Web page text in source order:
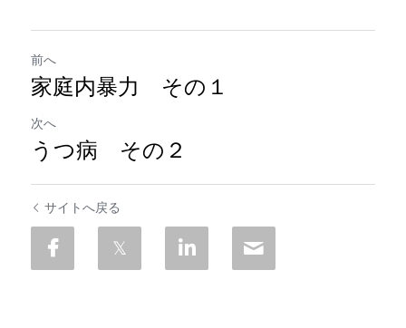
前へ
家庭内暴力 その１
次へ
うつ病 その２
サイトへ戻る